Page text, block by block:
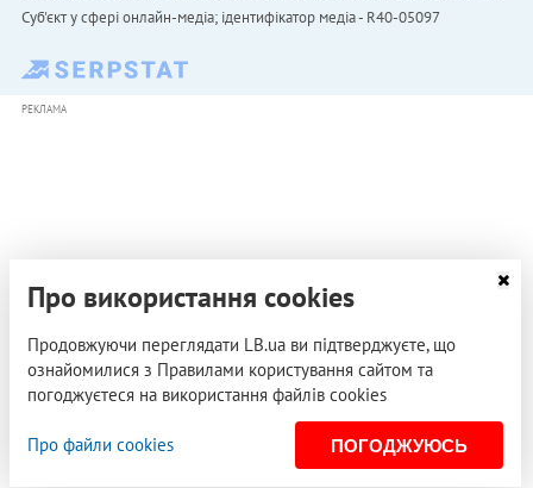
Cуб'єкт у сфері онлайн-медіа; ідентифікатор медіа - R40-05097
РЕКЛАМА
Про використання cookies
Продовжуючи переглядати LB.ua ви підтверджуєте, що
ознайомилися з Правилами користування сайтом та
погоджуєтеся на використання файлів cookies
Про файли cookies ПОГОДЖУЮСЬ